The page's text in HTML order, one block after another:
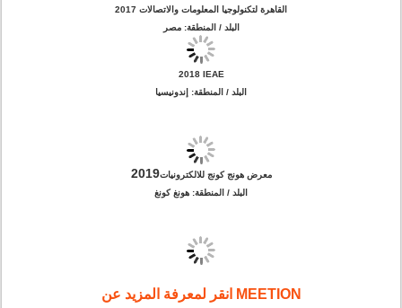
2017 القاهرة لتكنولوجيا المعلومات والاتصالات
البلد / المنطقة: مصر
2018 IEAE
البلد / المنطقة: إندونيسيا
2019معرض هونج كونج للالكترونيات
البلد / المنطقة: هونغ كونغ
انقر لمعرفة المزيد عن MEETION